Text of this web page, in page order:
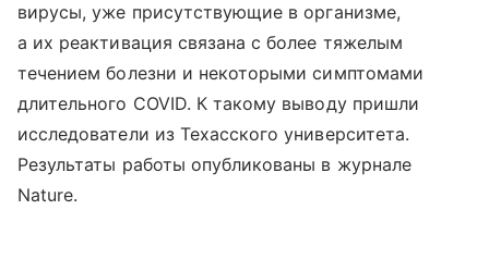
вирусы, уже присутствующие в организме,
а их реактивация связана с более тяжелым
течением болезни и некоторыми симптомами
длительного COVID. К такому выводу пришли
исследователи из Техасского университета.
Результаты работы опубликованы в журнале
Nature.